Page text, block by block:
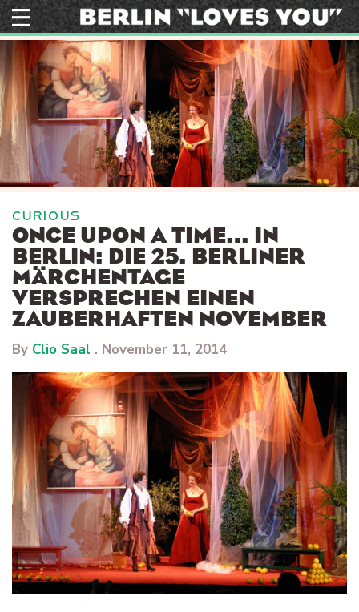
Skip
to
content
CURIOUS
ONCE UPON A TIME… IN
BERLIN: DIE 25. BERLINER
MÄRCHENTAGE
VERSPRECHEN EINEN
ZAUBERHAFTEN NOVEMBER
By Clio Saal . November 11, 2014